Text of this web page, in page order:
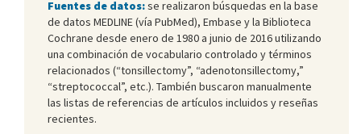
Fuentes de datos:se realizaron búsquedas en la base
de datos MEDLINE (vía PubMed), Embase y la Biblioteca
Cochrane desde enero de 1980 a junio de 2016 utilizando
una combinación de vocabulario controlado y términos
relacionados (“tonsillectomy”, “adenotonsillectomy,”
“streptococcal”, etc.). También buscaron manualmente
las listas de referencias de artículos incluidos y reseñas
recientes.